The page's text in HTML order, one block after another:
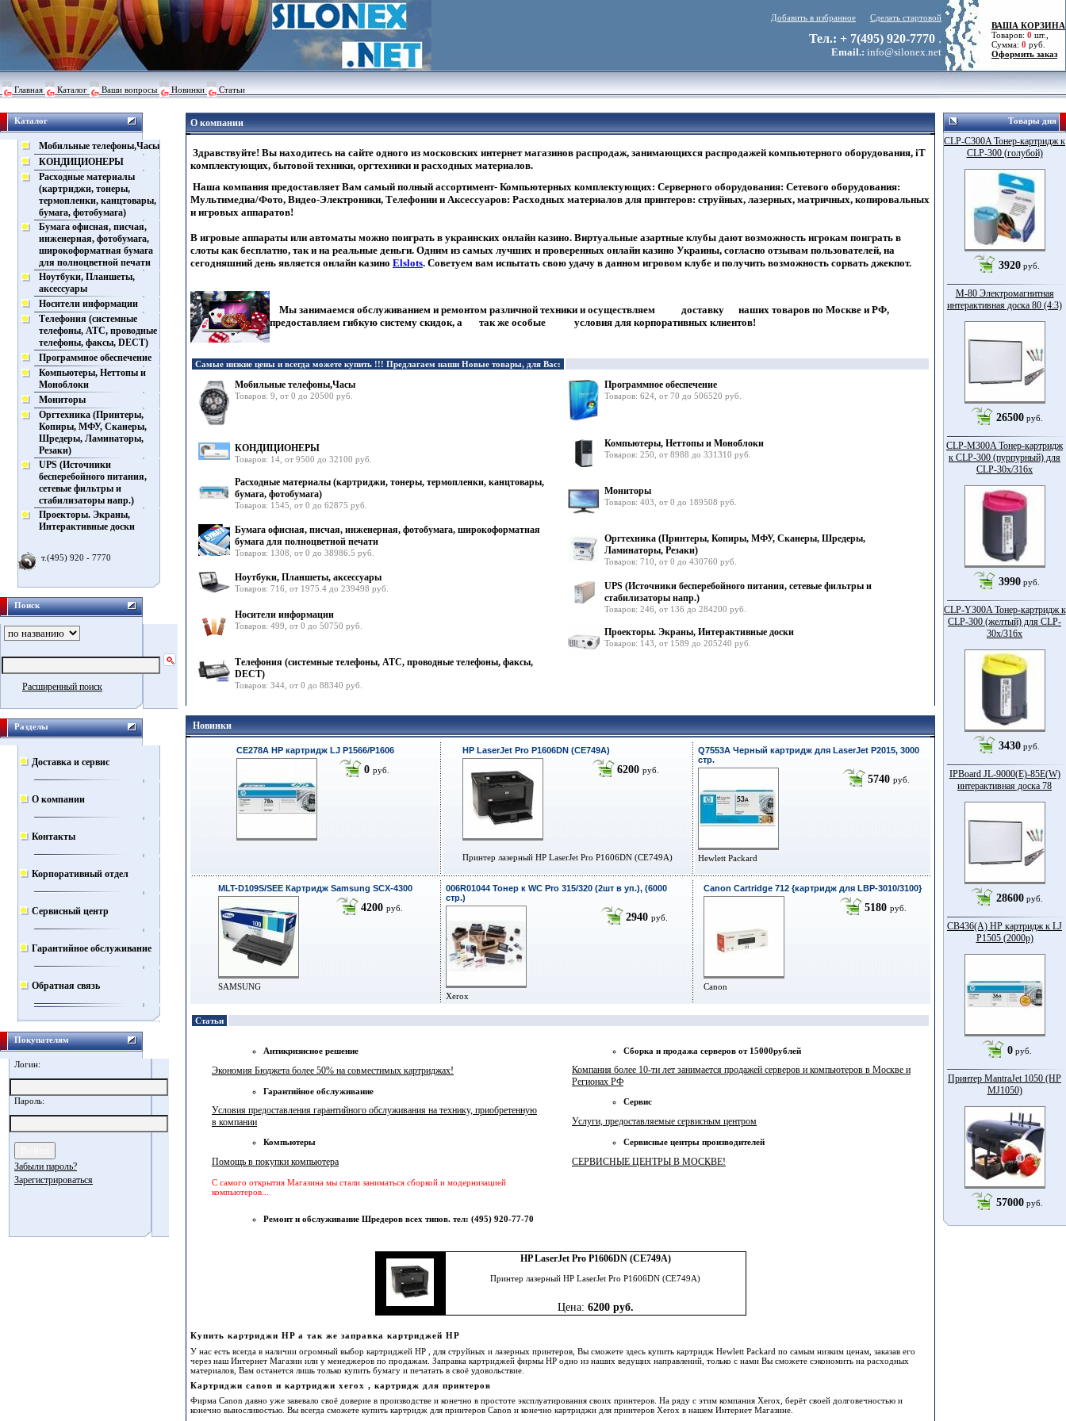
Добавить в избранное Сделать стартовой
Тел.: + 7(495) 920-7770 .
Email.: info@silonex.net
Главная Каталог Ваши вопросы Новинки Статьи
ВАША КОРЗИНА
Товаров: 0 шт.,
Сумма: 0 руб.
Оформить заказ
Каталог
Мобильные телефоны,Часы
КОНДИЦИОНЕРЫ
Расходные материалы
(картриджи, тонеры,
термопленки, канцтовары,
бумага, фотобумага)
Бумага офисная, писчая,
инженерная, фотобумага,
широкоформатная бумага
для полноцветной печати
Ноутбуки, Планшеты,
аксессуары
Носители информации
Телефония (системные
телефоны, АТС, проводные
телефоны, факсы, DECT)
Программное обеспечение
Компьютеры, Неттопы и
Моноблоки
Мониторы
Оргтехника (Принтеры,
Копиры, МФУ, Сканеры,
Шредеры, Ламинаторы,
Резаки)
UPS (Источники
бесперебойного питания,
сетевые фильтры и
стабилизаторы напр.)
Проекторы. Экраны,
Интерактивные доски
т.(495) 920 - 7770
Поиск
Расширенный поиск
Разделы
Доставка и сервис
О компании
Контакты
Корпоративный отдел
Сервисный центр
Гарантийное обслуживание
Обратная связь
Покупателям
Логин:
Пароль:
Забыли пароль?
Зарегистрироваться
О компании
Здравствуйте! Вы находитесь на сайте одного из московских интернет магазинов распродаж, занимающихся распродажей компьютерного оборудования, iT
комплектующих, бытовой техники, оргтехники и расходных материалов.
Наша компания предоставляет Вам самый полный ассортимент- Компьютерных комплектующих: Серверного оборудования: Сетевого оборудования:
Мультимедиа/Фото, Видео-Электроники, Телефонии и Аксессуаров: Расходных материалов для принтеров: струйных, лазерных, матричных, копировальных
и игровых аппаратов!
В игровые аппараты или автоматы можно поиграть в украинских онлайн казино. Виртуальные азартные клубы дают возможность игрокам поиграть в
слоты как бесплатно, так и на реальные деньги. Одним из самых лучших и проверенных онлайн казино Украины, согласно отзывам пользователей, на
сегодняшний день является онлайн казино Elslots. Советуем вам испытать свою удачу в данном игровом клубе и получить возможность сорвать джекпот.
Мы занимаемся обслуживанием и ремонтом различной техники и осуществляем доставку наших товаров по Москве и РФ,
предоставляем гибкую систему скидок, а так же особые условия для корпоративных клиентов!
Самые низкие цены и всегда можете купить !!! Предлагаем наши Новые товары, для Вас:
Мобильные телефоны,Часы
Товаров: 9, от 0 до 20500 руб.
КОНДИЦИОНЕРЫ
Товаров: 14, от 9500 до 32100 руб.
Расходные материалы (картриджи, тонеры, термопленки, канцтовары,
бумага, фотобумага)
Товаров: 1545, от 0 до 62875 руб.
Бумага офисная, писчая, инженерная, фотобумага, широкоформатная
бумага для полноцветной печати
Товаров: 1308, от 0 до 38986.5 руб.
Ноутбуки, Планшеты, аксессуары
Товаров: 716, от 1975.4 до 239498 руб.
Носители информации
Товаров: 499, от 0 до 50750 руб.
Телефония (системные телефоны, АТС, проводные телефоны, факсы,
DECT)
Товаров: 344, от 0 до 88340 руб.
Программное обеспечение
Товаров: 624, от 70 до 506520 руб.
Компьютеры, Неттопы и Моноблоки
Товаров: 250, от 8988 до 331310 руб.
Мониторы
Товаров: 403, от 0 до 189508 руб.
Оргтехника (Принтеры, Копиры, МФУ, Сканеры, Шредеры,
Ламинаторы, Резаки)
Товаров: 710, от 0 до 430760 руб.
UPS (Источники бесперебойного питания, сетевые фильтры и
стабилизаторы напр.)
Товаров: 246, от 136 до 284200 руб.
Проекторы. Экраны, Интерактивные доски
Товаров: 143, от 1589 до 205240 руб.
Новинки
CE278A HP картридж LJ P1566/P1606
0 руб.
HP LaserJet Pro P1606DN (CE749A)
6200 руб.
Принтер лазерный HP LaserJet Pro P1606DN (CE749A)
Q7553A Черный картридж для LaserJet P2015, 3000
стр.
5740 руб.
Hewlett Packard
MLT-D109S/SEE Картридж Samsung SCX-4300
4200 руб.
SAMSUNG
006R01044 Тонер к WC Pro 315/320 (2шт в уп.), (6000
стр.)
2940 руб.
Xerox
Сanon Cartridge 712 {картридж для LBP-3010/3100}
5180 руб.
Canon
Статьи
Антикризисное решение
Экономия Бюджета более 50% на совместимых картриджах!
Гарантийное обслуживание
Условия предоставления гарантийного обслуживания на технику, приобретенную
в компании
Компьютеры
Помощь в покупки компьютера
С самого открытия Магазина мы стали заниматься сборкой и модернизацией
компьютеров...
Ремонт и обслуживание Шредеров всех типов. тел: (495) 920-77-70
Сборка и продажа серверов от 15000рублей
Компания более 10-ти лет занимается продажей серверов и компьютеров в Москве и
Регионах РФ
Сервис
Услуги, предоставляемые сервисным центром
Сервисные центры производителей
СЕРВИСНЫЕ ЦЕНТРЫ В МОСКВЕ!
HP LaserJet Pro P1606DN (CE749A)
Принтер лазерный HP LaserJet Pro P1606DN (CE749A)
Цена: 6200 руб.
Купить картриджи HP а так же заправка картриджей HP
У нас есть всегда в наличии огромный выбор картриджей HP , для струйных и лазерных принтеров, Вы сможете здесь купить картридж Hewlett Packard по самым низким ценам, заказав его
через наш Интернет Магазин или у менеджеров по продажам. Заправка картриджей фирмы HP одно из наших ведущих направлений, только с нами Вы сможете сэкономить на расходных
материалов, Вам останется лишь только купить бумагу и печатать в своё удовольствие.
Картриджи canon и картриджи xerox , картридж для принтеров
Фирма Canon давно уже завевало своё доверие в производстве и конечно в простоте эксплуатирования своих принтеров. На ряду с этим компания Xerox, берёт своей долговечностью и
конечно выносливостью. Вы всегда сможете купить картридж для принтеров Canon и конечно картриджи для принтеров Xerox в нашем Интернет Магазине.
Товары дня
CLP-C300A Тонер-картридж к
CLP-300 (голубой)
3920 руб.
M-80 Электромагнитная
интерактивная доска 80 (4:3)
26500 руб.
CLP-M300A Тонер-картридж
к CLP-300 (пурпурный) для
CLP-30x/316x
3990 руб.
CLP-Y300A Тонер-картридж к
CLP-300 (желтый) для CLP-
30x/316x
3430 руб.
IPBoard JL-9000(E)-85Е(W)
интерактивная доска 78
28600 руб.
CB436(A) HP картридж к LJ
P1505 (2000p)
0 руб.
Принтер MantraJet 1050 (HP
MJ1050)
57000 руб.